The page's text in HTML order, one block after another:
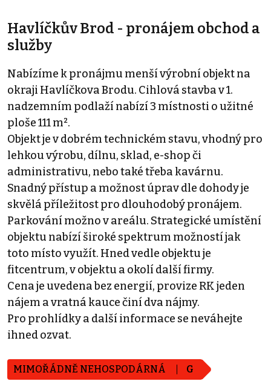
Havlíčkův Brod - pronájem obchod a
služby
Nabízíme k pronájmu menší výrobní objekt na
okraji Havlíčkova Brodu. Cihlová stavba v 1.
nadzemním podlaží nabízí 3 místnosti o užitné
ploše 111 m².
Objekt je v dobrém technickém stavu, vhodný pro
lehkou výrobu, dílnu, sklad, e-shop či
administrativu, nebo také třeba kavárnu.
Snadný přístup a možnost úprav dle dohody je
skvělá příležitost pro dlouhodobý pronájem.
Parkování možno v areálu. Strategické umístění
objektu nabízí široké spektrum možností jak
toto místo využít. Hned vedle objektu je
fitcentrum, v objektu a okolí další firmy.
Cena je uvedena bez energií, provize RK jeden
nájem a vratná kauce činí dva nájmy.
Pro prohlídky a další informace se neváhejte
ihned ozvat.
MIMOŘÁDNĚ NEHOSPODÁRNÁ G